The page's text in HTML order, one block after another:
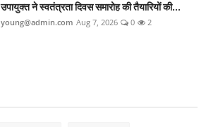
उपायुक्त ने स्वतंत्रता दिवस समारोह की तैयारियों की...
young@admin.com Aug 7, 2026 0 2